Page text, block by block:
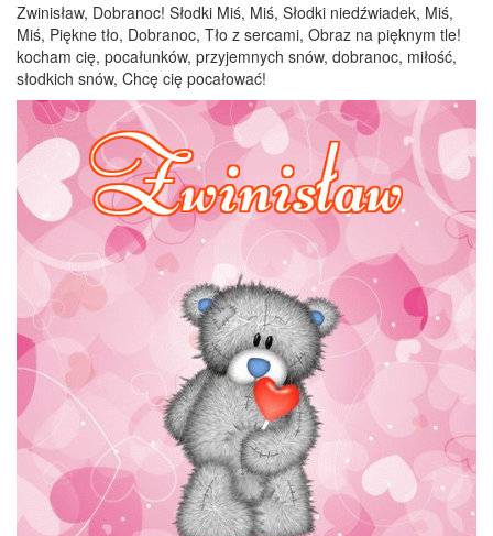
Zwinisław, Dobranoc! Słodki Miś, Miś, Słodki niedźwiadek, Miś,
Miś, Piękne tło, Dobranoc, Tło z sercami, Obraz na pięknym tle!
kocham cię, pocałunków, przyjemnych snów, dobranoc, miłość,
słodkich snów, Chcę cię pocałować!